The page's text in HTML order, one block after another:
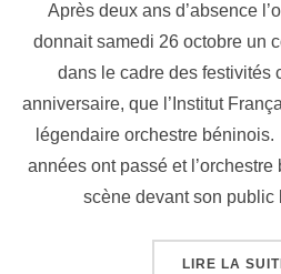
Après deux ans d’absence
donnait samedi 26 octobre un
dans le cadre des festivités
anniversaire, que l’Institut
légendaire orchestre
années ont passé et
scène devant son
LIRE LA